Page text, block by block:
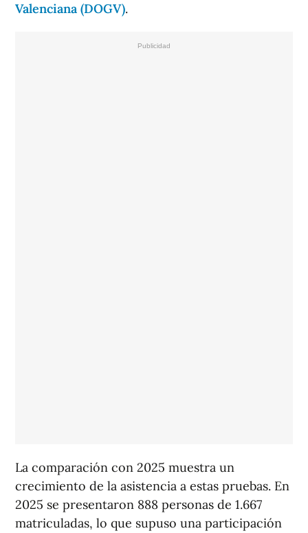
Valenciana (DOGV).
La comparación con 2025 muestra un
crecimiento de la asistencia a estas pruebas. En
2025 se presentaron 888 personas de 1.667
matriculadas, lo que supuso una participación